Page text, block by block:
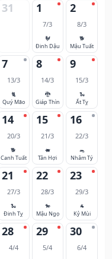
31 1
7/3
🐓
Đinh Dậu
2
8/3
🐕
Mậu Tuất
7
13/3
🐈
Quý Mão
8
14/3
🐉
Giáp Thìn
9
15/3
🐍
Ất Tỵ
14
20/3
🐕
Canh Tuất
15
21/3
🐖
Tân Hợi
16
22/3
🐀
Nhâm Tý
21
27/3
🐍
Đinh Tỵ
22
28/3
🐎
Mậu Ngọ
23
29/3
🐐
Kỷ Mùi
28
4/4
29
5/4
30
6/4